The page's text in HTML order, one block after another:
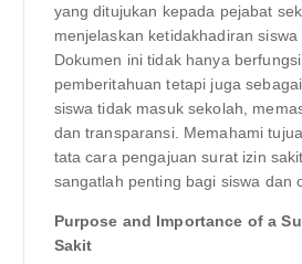
yang ditujukan kepada pejabat
menjelaskan ketidakhadiran siswa
Dokumen ini tidak hanya
pemberitahuan tetapi juga
siswa tidak masuk sekolah,
dan transparansi. Memahami
tata cara pengajuan surat izin
sangatlah penting bagi siswa dan
Purpose and Importance of a
Sakit